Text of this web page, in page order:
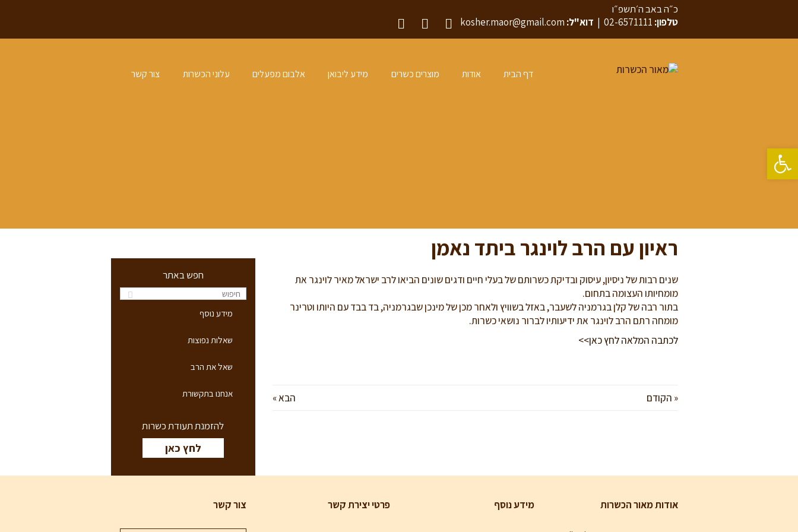
פתח סרגל נגישות
כ״ה באב ה׳תשפ״ו
טלפון:
| דוא"ל: kosher.maor@gmail.com
Facebook
Twitter
YouTube
דף הבית אודות מוצרים כשרים מידע ליבואן אלבום מפעלים עלוני הכשרות צור קשר
ראיון עם הרב לוינגר ביתד נאמן
שנים רבות של ניסיון, עיסוק ובדיקת כשרותם של בעלי חיים ודגים שונים הביאו לרב ישראל מאיר לוינגר את
מומחיותו העצומה בתחום.
בתור רבה של קלן בגרמניה לשעבר, באזל בשוויץ ולאחר מכן של מינכן שבגרמניה, בד בבד עם היותו וטרינר
מומחה רתם הרב לוינגר את ידיעותיו לברור נושאי כשרות.
לכתבה המלאה לחץ כאן>>
« הקודם הבא »
חפש באתר
מידע נוסף
שאלות נפוצות
שאל את הרב
אנחנו בתקשורת
להזמנת תעודת כשרות
לחץ כאן
אודות מאור הכשרות מידע נוסף פרטי יצירת קשר צור קשר